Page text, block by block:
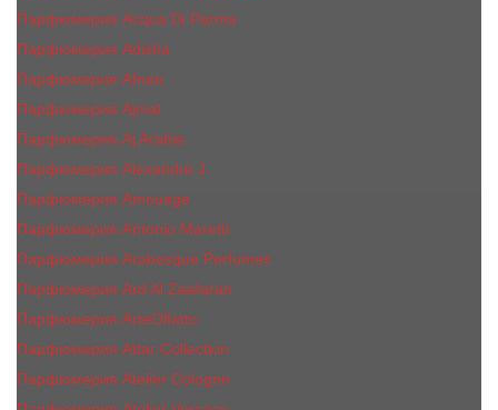
Парфюмерия Acqua Di Parma
Парфюмерия Adisha
Парфюмерия Afnan
Парфюмерия Ajmal
Парфюмерия Aj Arabia
Парфюмерия Alexandre J.
Парфюмерия Amouage
Парфюмерия Antonio Maretti
Парфюмерия Arabesque Perfumes
Парфюмерия Ard Al Zaafaran
Парфюмерия ArteOlfatto
Парфюмерия Attar Collection
Парфюмерия Atelier Cologne